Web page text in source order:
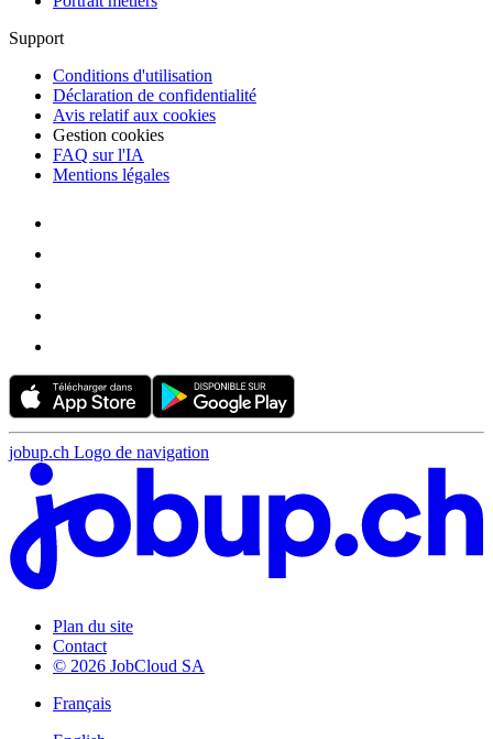
Support
Conditions d'utilisation
Déclaration de confidentialité
Avis relatif aux cookies
Gestion cookies
FAQ sur l'IA
Mentions légales
jobup.ch Logo de navigation
Plan du site
Contact
© 2026 JobCloud SA
Français